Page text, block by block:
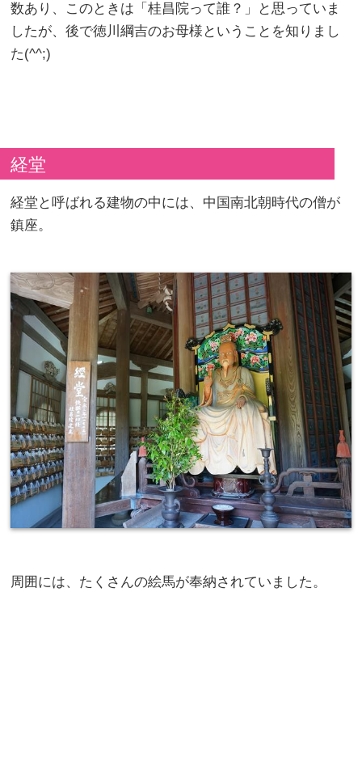
数あり、このときは「桂昌院って誰？」と思っていま
したが、後で徳川綱吉のお母様ということを知りまし
た(^^;)
経堂
経堂と呼ばれる建物の中には、中国南北朝時代の僧が
鎮座。
周囲には、たくさんの絵馬が奉納されていました。